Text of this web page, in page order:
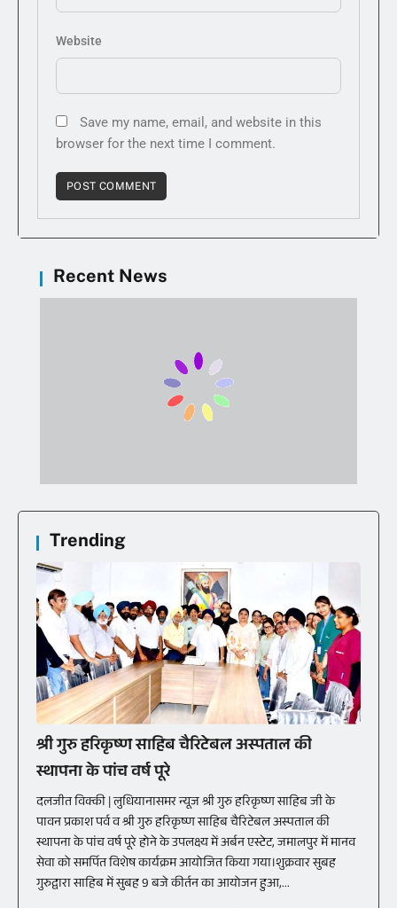
Website
Save my name, email, and website in this
browser for the next time I comment.
Recent News
Trending
श्री गुरु हरिकृष्ण साहिब चैरिटेबल अस्पताल की
स्थापना के पांच वर्ष पूरे
दलजीत विक्की | लुधियानासमर न्यूज श्री गुरु हरिकृष्ण साहिब जी के
पावन प्रकाश पर्व व श्री गुरु हरिकृष्ण साहिब चैरिटेबल अस्पताल की
स्थापना के पांच वर्ष पूरे होने के उपलक्ष्य में अर्बन एस्टेट, जमालपुर में मानव
सेवा को समर्पित विशेष कार्यक्रम आयोजित किया गया।शुक्रवार सुबह
गुरुद्वारा साहिब में सुबह 9 बजे कीर्तन का आयोजन हुआ,...